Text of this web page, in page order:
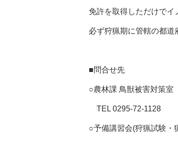
免許を取得しただけでイ
必ず狩猟期に管轄の都道
■問合せ先
○農林課 鳥獣被害対策室
TEL 0295-72-1128
○予備講習会(狩猟試験・